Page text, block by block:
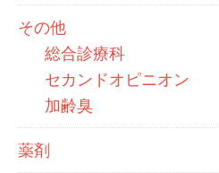
その他
総合診療科
セカンドオピニオン
加齢臭
薬剤